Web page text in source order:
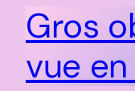
Gros
vue